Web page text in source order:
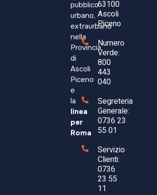
Aggiungi al
COD:22123
pubblico
urbano,
extraurbano
nella
Provincia
di
Ascoli
Piceno
e
la
linea
per
Roma
63100
Ascoli
Piceno
Numero
Verde:
800
443
040
Segreteria
Generale:
0736 23
55 01
Servizio
Clienti:
0736
23 55
11